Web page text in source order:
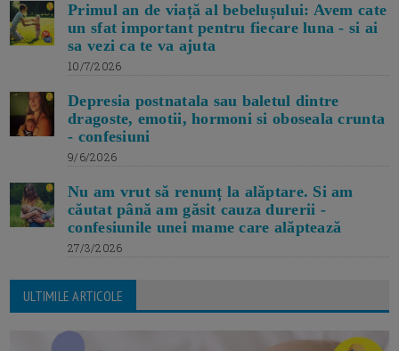
Primul an de viață al bebelușului: Avem cate
un sfat important pentru fiecare luna - si ai
sa vezi ca te va ajuta
10/7/2026
Depresia postnatala sau baletul dintre
dragoste, emotii, hormoni si oboseala crunta
- confesiuni
9/6/2026
Nu am vrut să renunț la alăptare. Si am
căutat până am găsit cauza durerii -
confesiunile unei mame care alăptează
27/3/2026
ULTIMILE ARTICOLE